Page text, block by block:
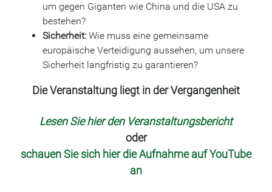
um gegen Giganten wie China und die USA zu
bestehen?
Sicherheit: Wie muss eine gemeinsame
europäische Verteidigung aussehen, um unsere
Sicherheit langfristig zu garantieren?
Die Veranstaltung liegt in der Vergangenheit
Lesen Sie hier den Veranstaltungsbericht
oder
schauen Sie sich hier die Aufnahme auf YouTube
an